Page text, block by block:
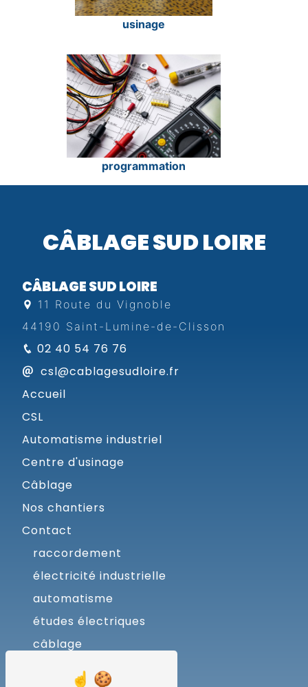
usinage
programmation
CÂBLAGE SUD LOIRE
CÂBLAGE SUD LOIRE
11 Route du Vignoble
44190 Saint-Lumine-de-Clisson
02 40 54 76 76
csl@cablagesudloire.fr
Accueil
CSL
Automatisme industriel
Centre d'usinage
Câblage
Nos chantiers
Contact
raccordement
électricité industrielle
automatisme
études électriques
câblage